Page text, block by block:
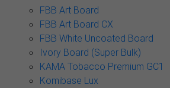
FBB Art Board
FBB Art Board CX
FBB White Uncoated Board
Ivory Board (Super Bulk)
KAMA Tobacco Premium GC1
Komibase Lux